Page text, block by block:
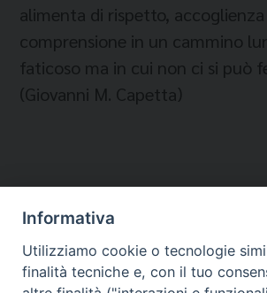
alimenta di rispetto, accoglienza
comprensione in un cammino
faticoso ma in cui non ci si può
(Giovanni M. Capetta​)
Temi:
FAMIGLIA
MOBILITÀ UMANA E MIGRAZIONI
Informativa
Utilizziamo cookie o tecnologie
finalità tecniche e, con il tuo